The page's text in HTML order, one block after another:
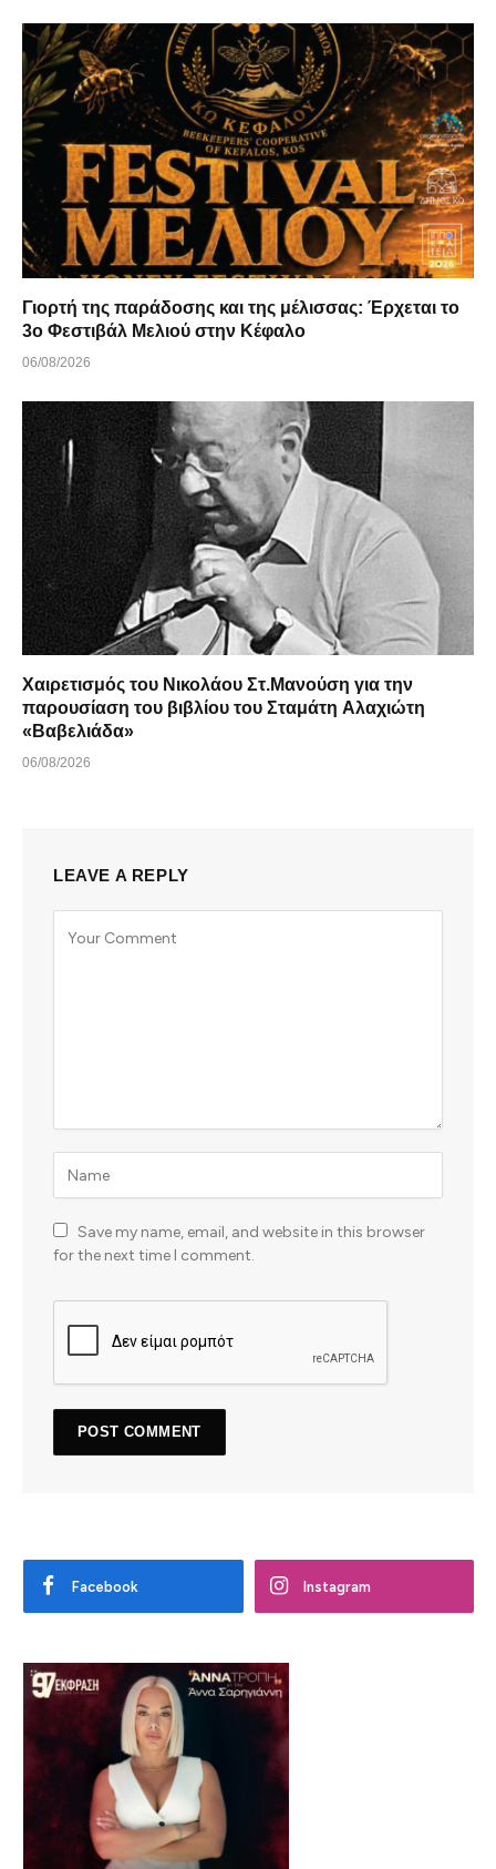
Γιορτή της παράδοσης και της μέλισσας: Έρχεται το
3ο Φεστιβάλ Μελιού στην Κέφαλο
06/08/2026
Χαιρετισμός του Νικολάου Στ.Μανούση για την
παρουσίαση του βιβλίου του Σταμάτη Αλαχιώτη
«Βαβελιάδα»
06/08/2026
LEAVE A REPLY
Save my name, email, and website in this browser
for the next time I comment.
Facebook Instagram